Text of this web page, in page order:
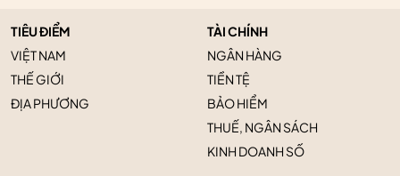
TIÊU ĐIỂM
VIỆT NAM
THẾ GIỚI
ĐỊA PHƯƠNG
TÀI CHÍNH
NGÂN HÀNG
TIỀN TỆ
BẢO HIỂM
THUẾ, NGÂN SÁCH
KINH DOANH SỐ